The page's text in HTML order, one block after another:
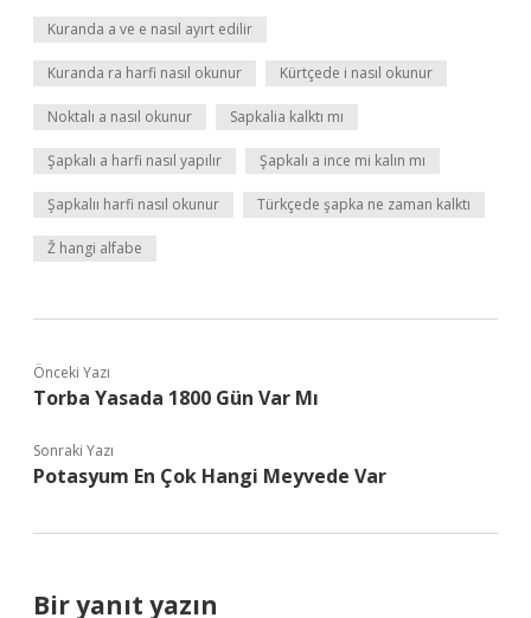
Kuranda a ve e nasıl ayırt edilir
Kuranda ra harfi nasıl okunur Kürtçede i nasıl okunur
Noktalı a nasıl okunur Sapkalia kalktı mı
Şapkalı a harfi nasıl yapılır Şapkalı a ince mi kalın mı
Şapkalıı harfi nasıl okunur Türkçede şapka ne zaman kalktı
Ž hangi alfabe
Önceki Yazı
Torba Yasada 1800 Gün Var Mı
Sonraki Yazı
Potasyum En Çok Hangi Meyvede Var
Bir yanıt yazın